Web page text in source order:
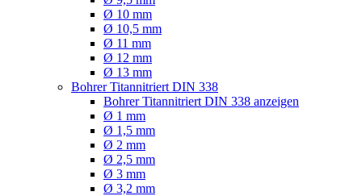
Ø 10 mm
Ø 10,5 mm
Ø 11 mm
Ø 12 mm
Ø 13 mm
Bohrer Titannitriert DIN 338
Bohrer Titannitriert DIN 338 anzeigen
Ø 1 mm
Ø 1,5 mm
Ø 2 mm
Ø 2,5 mm
Ø 3 mm
Ø 3,2 mm